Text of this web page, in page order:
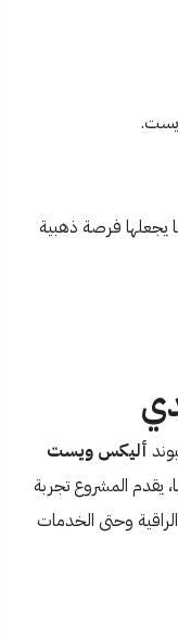
يجعلها فرصة ذهبية
أليكس ويست
يقدم المشروع تجربة
وحتى الخدمات